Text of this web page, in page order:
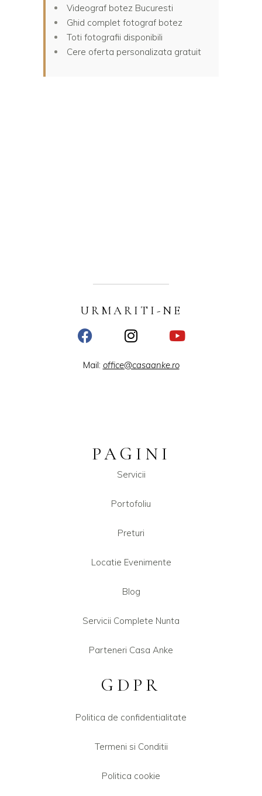
Videograf botez Bucuresti
Ghid complet fotograf botez
Toti fotografii disponibili
Cere oferta personalizata gratuit
URMARITI-NE
Mail: office@casaanke.ro
PAGINI
Servicii
Portofoliu
Preturi
Locatie Evenimente
Blog
Servicii Complete Nunta
Parteneri Casa Anke
GDPR
Politica de confidentialitate
Termeni si Conditii
Politica cookie